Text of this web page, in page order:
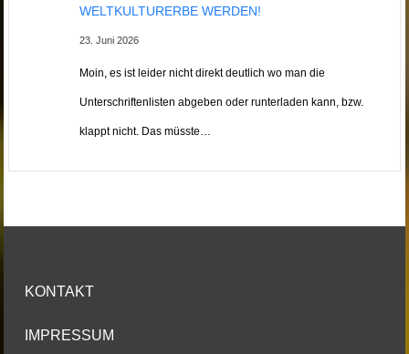
WELTKULTURERBE WERDEN!
23. Juni 2026
Moin, es ist leider nicht direkt deutlich wo man die
Unterschriftenlisten abgeben oder runterladen kann, bzw.
klappt nicht. Das müsste…
KONTAKT
IMPRESSUM